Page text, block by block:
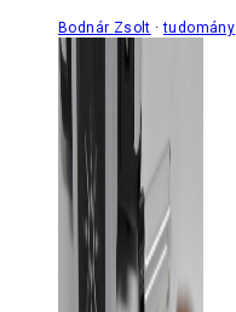
Bodnár Zsolt tudomány